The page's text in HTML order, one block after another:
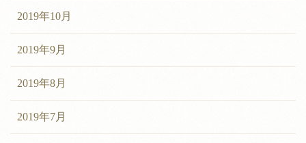
2019年10月
2019年9月
2019年8月
2019年7月